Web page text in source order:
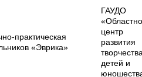
практическая
«Эврика»
ГАУДО
центр
развития
детей и